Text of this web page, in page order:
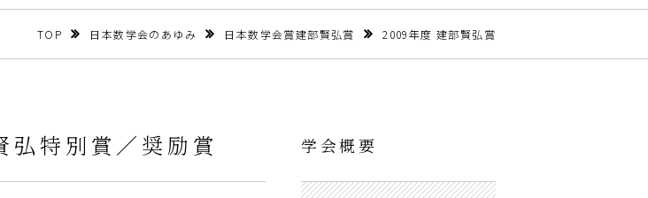
TOP 日本数学会のあゆみ 日本数学会賞建部賢弘賞 2009年度 建部賢弘賞
特別賞／奨励賞 学会概要